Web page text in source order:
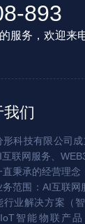
893
服务，欢迎来
我们
形科技有限公司
联网服务、
直秉承的经营理念
务范围：AI互联网
行业解决方案（
智能物联产